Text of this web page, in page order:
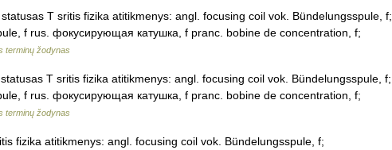
T sritis fizika atitikmenys: angl. focusing coil vok. Bündelungsspule, f;
f rus. фокусирующая катушка, f pranc. bobine de concentration, f;
terminų žodynas
T sritis fizika atitikmenys: angl. focusing coil vok. Bündelungsspule, f;
f rus. фокусирующая катушка, f pranc. bobine de concentration, f;
terminų žodynas
fizika atitikmenys: angl. focusing coil vok. Bündelungsspule, f;